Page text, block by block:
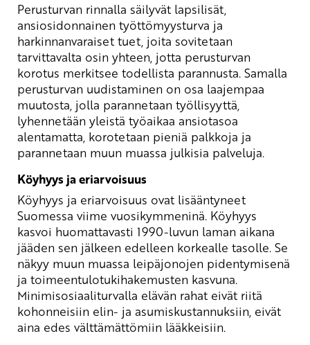
Perusturvan rinnalla säilyvät lapsilisät,
ansiosidonnainen työttömyysturva ja
harkinnanvaraiset tuet, joita sovitetaan
tarvittavalta osin yhteen, jotta perusturvan
korotus merkitsee todellista parannusta. Samalla
perusturvan uudistaminen on osa laajempaa
muutosta, jolla parannetaan työllisyyttä,
lyhennetään yleistä työaikaa ansiotasoa
alentamatta, korotetaan pieniä palkkoja ja
parannetaan muun muassa julkisia palveluja.
Köyhyys ja eriarvoisuus
Köyhyys ja eriarvoisuus ovat lisääntyneet
Suomessa viime vuosikymmeninä. Köyhyys
kasvoi huomattavasti 1990-luvun laman aikana
jääden sen jälkeen edelleen korkealle tasolle. Se
näkyy muun muassa leipäjonojen pidentymisenä
ja toimeentulotukihakemusten kasvuna.
Minimisosiaaliturvalla elävän rahat eivät riitä
kohonneisiin elin- ja asumiskustannuksiin, eivät
aina edes välttämättömiin lääkkeisiin.